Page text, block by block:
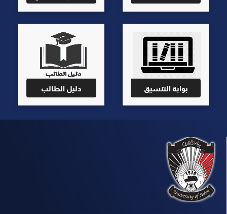
بوابة التنسيق دليل الطالب